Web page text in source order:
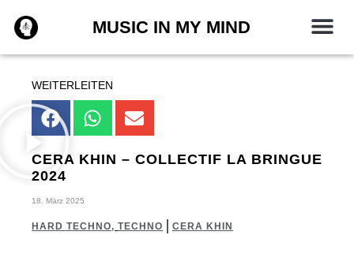
Inhalt
springen
MUSIC IN MY MIND
WEITERLEITEN
CERA KHIN – COLLECTIF LA BRINGUE
2024
18. März 2025
HARD TECHNO, TECHNO CERA KHIN